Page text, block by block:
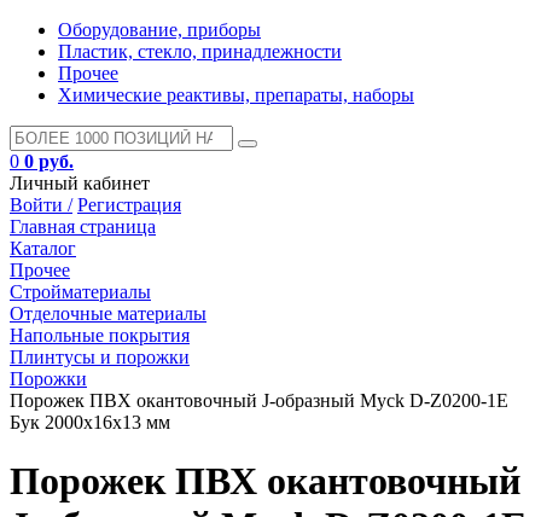
Оборудование, приборы
Пластик, стекло, принадлежности
Прочее
Химические реактивы, препараты, наборы
0 0 руб.
Личный кабинет
Войти / Регистрация
Главная страница
Каталог
Прочее
Стройматериалы
Отделочные материалы
Напольные покрытия
Плинтусы и порожки
Порожки
Порожек ПВХ окантовочный J-образный Myck D-Z0200-1Е
Бук 2000х16х13 мм
Порожек ПВХ окантовочный